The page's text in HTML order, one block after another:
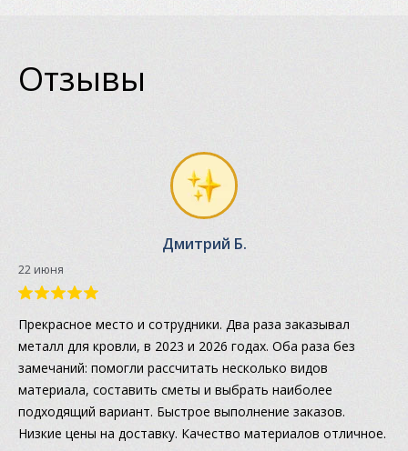
Отзывы
Дмитрий Б.
22 июня
Прекрасное место и сотрудники. Два раза заказывал
металл для кровли, в 2023 и 2026 годах. Оба раза без
замечаний: помогли рассчитать несколько видов
материала, составить сметы и выбрать наиболее
подходящий вариант. Быстрое выполнение заказов.
Низкие цены на доставку. Качество материалов отличное.